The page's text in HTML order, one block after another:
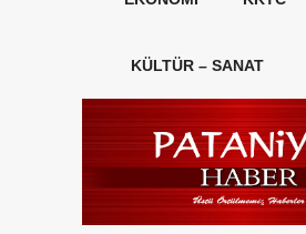
KÜLTÜR – SANAT